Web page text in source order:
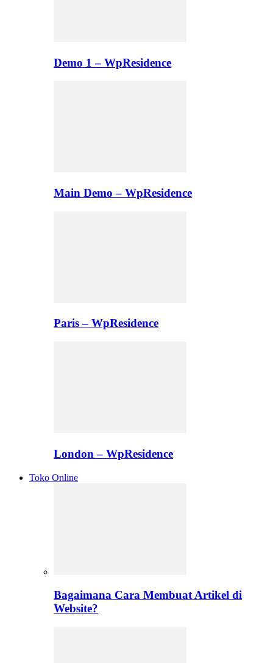
Demo 1 – WpResidence
Main Demo – WpResidence
Paris – WpResidence
London – WpResidence
Toko Online
Bagaimana Cara Membuat Artikel di
Website?